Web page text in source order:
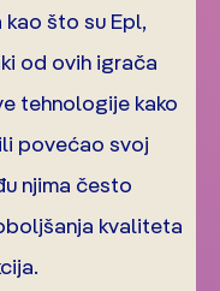
što su Epl,
od ovih igrača
tehnologije kako
povećao svoj
njima često
kvaliteta